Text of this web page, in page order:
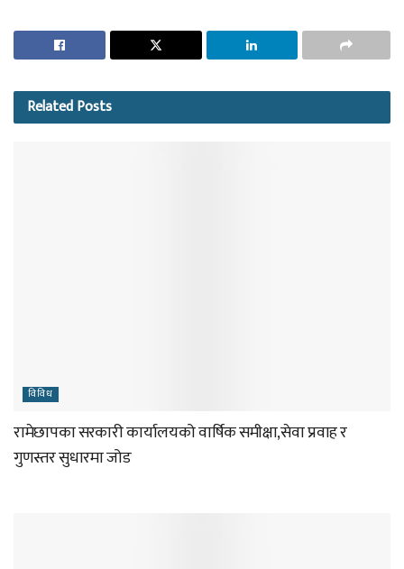
RelatedPosts
विविध
रामेछापका सरकारी कार्यालयको वार्षिक समीक्षा,सेवा प्रवाह र
गुणस्तर सुधारमा जोड